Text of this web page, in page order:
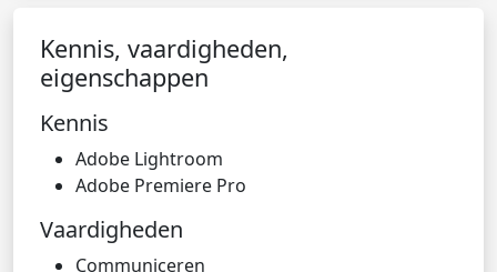
Kennis, vaardigheden,
eigenschappen
Kennis
Adobe Lightroom
Adobe Premiere Pro
Vaardigheden
Communiceren